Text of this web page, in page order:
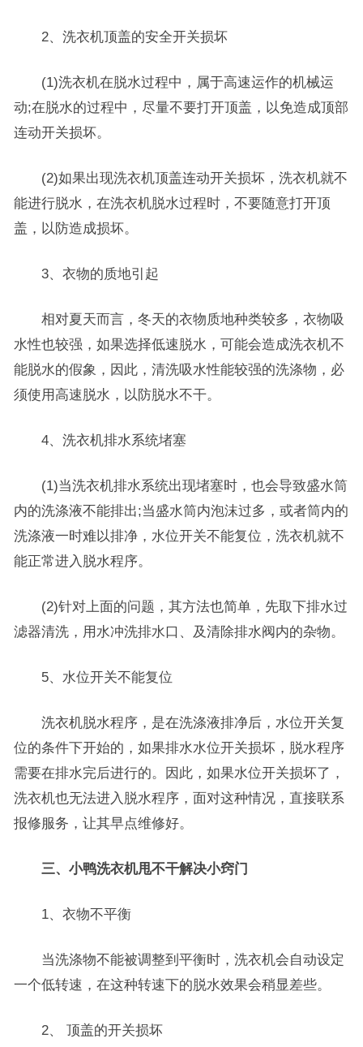
2、洗衣机顶盖的安全开关损坏
(1)洗衣机在脱水过程中，属于高速运作的机械运
动;在脱水的过程中，尽量不要打开顶盖，以免造成顶部
连动开关损坏。
(2)如果出现洗衣机顶盖连动开关损坏，洗衣机就不
能进行脱水，在洗衣机脱水过程时，不要随意打开顶
盖，以防造成损坏。
3、衣物的质地引起
相对夏天而言，冬天的衣物质地种类较多，衣物吸
水性也较强，如果选择低速脱水，可能会造成洗衣机不
能脱水的假象，因此，清洗吸水性能较强的洗涤物，必
须使用高速脱水，以防脱水不干。
4、洗衣机排水系统堵塞
(1)当洗衣机排水系统出现堵塞时，也会导致盛水筒
内的洗涤液不能排出;当盛水筒内泡沫过多，或者筒内的
洗涤液一时难以排净，水位开关不能复位，洗衣机就不
能正常进入脱水程序。
(2)针对上面的问题，其方法也简单，先取下排水过
滤器清洗，用水冲洗排水口、及清除排水阀内的杂物。
5、水位开关不能复位
洗衣机脱水程序，是在洗涤液排净后，水位开关复
位的条件下开始的，如果排水水位开关损坏，脱水程序
需要在排水完后进行的。因此，如果水位开关损坏了，
洗衣机也无法进入脱水程序，面对这种情况，直接联系
报修服务，让其早点维修好。
三、小鸭洗衣机甩不干解决小窍门
1、衣物不平衡
当洗涤物不能被调整到平衡时，洗衣机会自动设定
一个低转速，在这种转速下的脱水效果会稍显差些。
2、 顶盖的开关损坏